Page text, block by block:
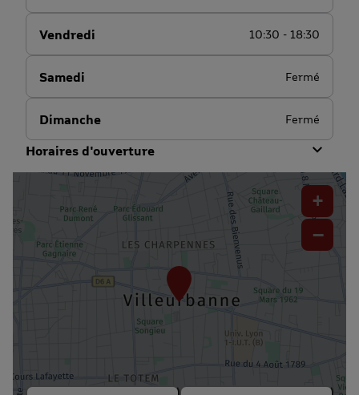
Vendredi 10:30 - 18:30
Samedi Fermé
Dimanche Fermé
Horaires d'ouverture
+
−